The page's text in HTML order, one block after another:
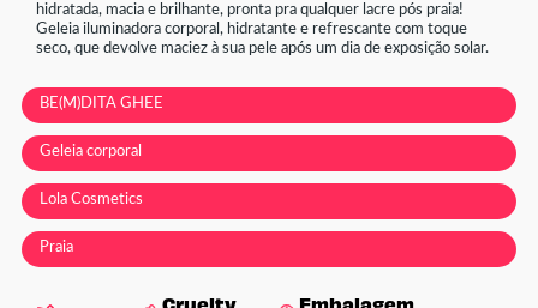
hidratada, macia e brilhante, pronta pra qualquer lacre pós praia!
Geleia iluminadora corporal, hidratante e refrescante com toque
seco, que devolve maciez à sua pele após um dia de exposição solar.
BE(M)DITA GHEE
Geleia corporal
Lola Cosmetics
Praia
Cruelty
Embalagem